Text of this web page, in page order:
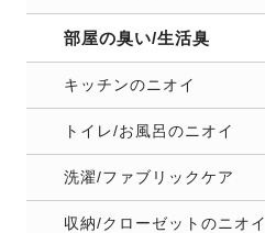
部屋の臭い/生活臭
キッチンのニオイ
トイレ/お風呂のニオイ
洗濯/ファブリックケア
収納/クローゼットのニオイ